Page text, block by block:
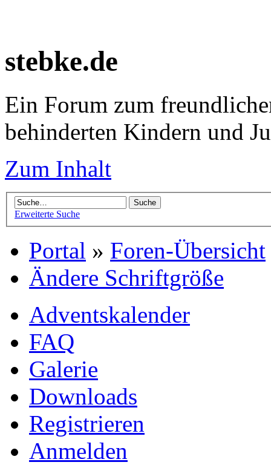
stebke.de
Ein Forum zum
behinderten Kindern und
Zum Inhalt
Erweiterte Suche
Portal » Foren-Übersicht
Ändere Schriftgröße
Adventskalender
FAQ
Galerie
Downloads
Registrieren
Anmelden